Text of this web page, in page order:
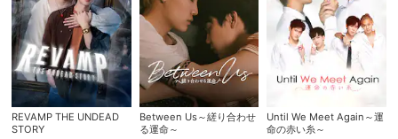
REVAMP THE UNDEAD
STORY
Between Us～縒り合わせ
る運命～
Until We Meet Again～運
命の赤い糸～